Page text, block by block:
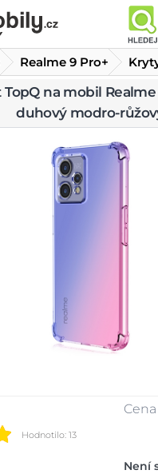
Realme 9 Pro+
modro-růžový
na mobil
duhový modro-
Hodnotilo: 13
Cena
Není